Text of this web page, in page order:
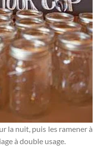
la nuit, puis les ramener à
à double usage.